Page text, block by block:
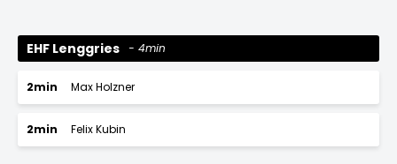
EHF Lenggries 4min
2min Max Holzner
2min Felix Kubin